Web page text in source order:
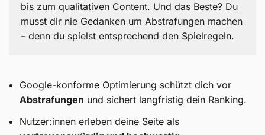
bis zum qualitativen Content. Und das Beste? Du
musst dir nie Gedanken um Abstrafungen machen
– denn du spielst entsprechend den Spielregeln.
Google-konforme Optimierung schützt dich vor
Abstrafungen und sichert langfristig dein Ranking.
Nutzer:innen erleben deine Seite als